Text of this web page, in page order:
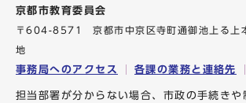
京都市教育委員会
〒604-8571 京都市中京区寺町通御池上る上
地
事務局へのアクセス 各課の業務と連絡先
担当部署が分からない場合、市政の手続きや